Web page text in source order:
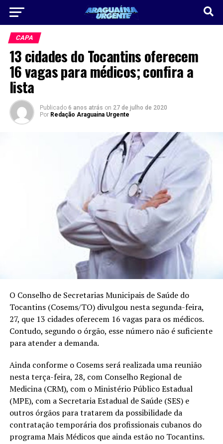
CAPA
13 cidades do Tocantins oferecem
16 vagas para médicos; confira a
lista
Publicado 6 anos atrás on 27 de julho de 2020
Por Redação Araguaina Urgente
O Conselho de Secretarias Municipais de Saúde do
Tocantins (Cosems/TO) divulgou nesta segunda-feira,
27, que 13 cidades oferecem 16 vagas para os médicos.
Contudo, segundo o órgão, esse número não é suficiente
para atender a demanda.
Ainda conforme o Cosems será realizada uma reunião
nesta terça-feira, 28, com Conselho Regional de
Medicina (CRM), com o Ministério Público Estadual
(MPE), com a Secretaria Estadual de Saúde (SES) e
outros órgãos para tratarem da possibilidade da
contratação temporária dos profissionais cubanos do
programa Mais Médicos que ainda estão no Tocantins.